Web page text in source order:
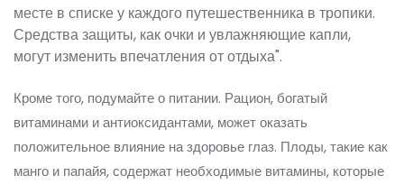
месте в списке у каждого путешественника в тропики.
Средства защиты, как очки и увлажняющие капли,
могут изменить впечатления от отдыха".
Кроме того, подумайте о питании. Рацион, богатый
витаминами и антиоксидантами, может оказать
положительное влияние на здоровье глаз. Плоды, такие как
манго и папайя, содержат необходимые витамины, которые